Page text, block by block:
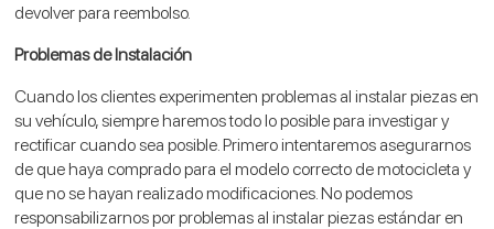
devolver para reembolso.
Problemas de Instalación
Cuando los clientes experimenten problemas al instalar piezas en
su vehículo, siempre haremos todo lo posible para investigar y
rectificar cuando sea posible. Primero intentaremos asegurarnos
de que haya comprado para el modelo correcto de motocicleta y
que no se hayan realizado modificaciones. No podemos
responsabilizarnos por problemas al instalar piezas estándar en